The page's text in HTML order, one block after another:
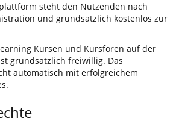
steht den Nutzenden nach
und grundsätzlich kostenlos zur
Kursen und Kursforen auf der
grundsätzlich freiwillig. Das
automatisch mit erfolgreichem